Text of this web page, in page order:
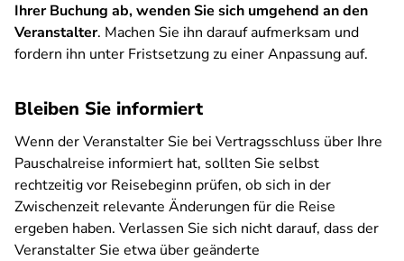
Ihrer Buchung ab, wenden Sie sich umgehend an den
Veranstalter. Machen Sie ihn darauf aufmerksam und
fordern ihn unter Fristsetzung zu einer Anpassung auf.
Bleiben Sie informiert
Wenn der Veranstalter Sie bei Vertragsschluss über Ihre
Pauschalreise informiert hat, sollten Sie selbst
rechtzeitig vor Reisebeginn prüfen, ob sich in der
Zwischenzeit relevante Änderungen für die Reise
ergeben haben. Verlassen Sie sich nicht darauf, dass der
Veranstalter Sie etwa über geänderte